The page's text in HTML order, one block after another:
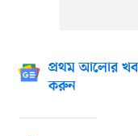
প্রথম আলোর
করুন